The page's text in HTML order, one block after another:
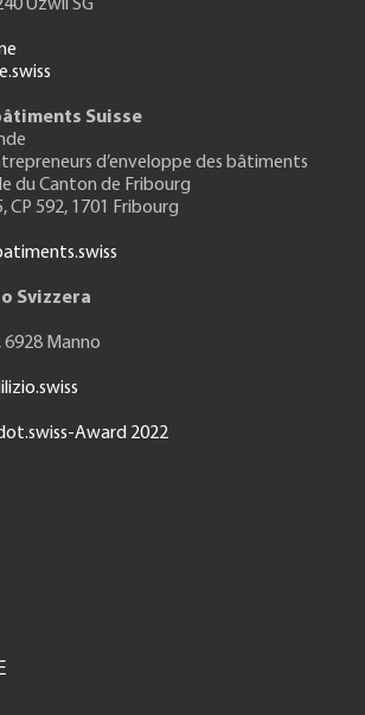
Uzwil SG
Suisse
d’enveloppe des bâtiments
du Canton de Fribourg
, CP 592, 1701 Fribourg
Svizzera
6928 Manno
Award 2022